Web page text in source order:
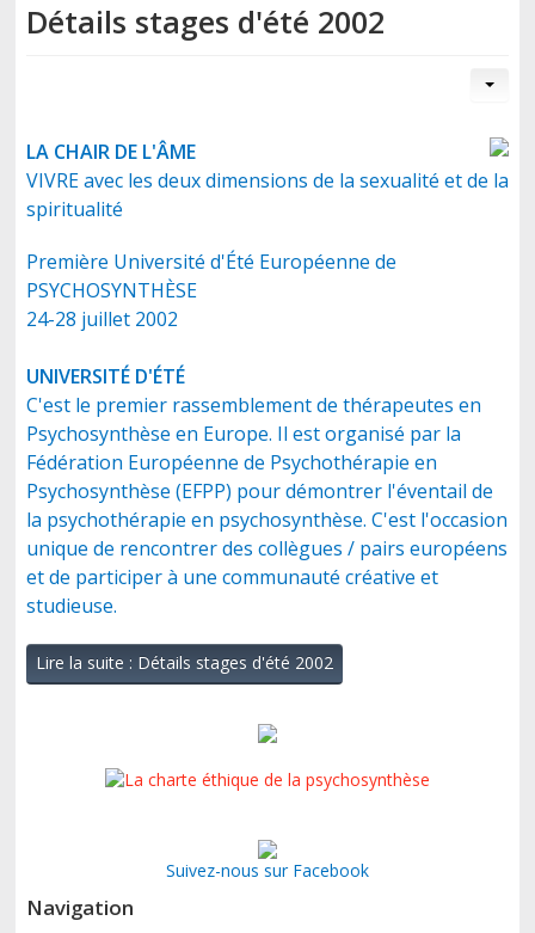
Détails stages d'été 2002
LA CHAIR DE L'ÂME
VIVRE avec les deux dimensions de la sexualité et de la
spiritualité
Première Université d'Été Européenne de
PSYCHOSYNTHÈSE
24-28 juillet 2002
UNIVERSITÉ D'ÉTÉ
C'est le premier rassemblement de thérapeutes en
Psychosynthèse en Europe. Il est organisé par la
Fédération Européenne de Psychothérapie en
Psychosynthèse (EFPP) pour démontrer l'éventail de
la psychothérapie en psychosynthèse. C'est l'occasion
unique de rencontrer des collègues / pairs européens
et de participer à une communauté créative et
studieuse.
Lire la suite : Détails stages d'été 2002
Suivez-nous sur Facebook
Navigation